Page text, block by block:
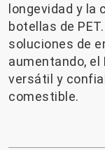
longevidad y la
botellas de
soluciones de
aumentando, el
versátil y
comestible.